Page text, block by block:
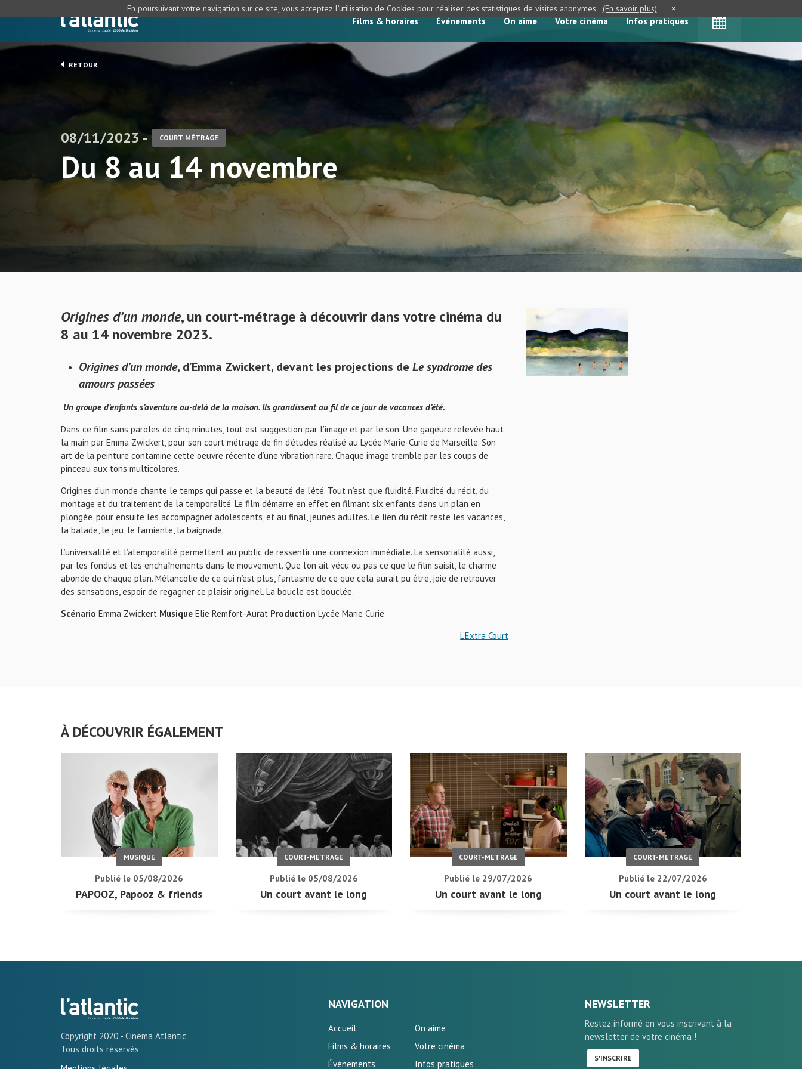
Films & horaires Événements On aime Votre cinéma Infos pratiques
RETOUR
08/11/2023 - COURT-MÉTRAGE
Du 8 au 14 novembre
Origines d’un monde, un court-métrage à découvrir dans votre cinéma du
8 au 14 novembre 2023.
Origines d’un monde, d’Emma Zwickert, devant les projections de Le syndrome des
amours passées
Un groupe d’enfants s’aventure au-delà de la maison. Ils grandissent au fil de ce jour de vacances d’été.
Dans ce film sans paroles de cinq minutes, tout est suggestion par l’image et par le son. Une gageure relevée haut
la main par Emma Zwickert, pour son court métrage de fin d’études réalisé au Lycée Marie-Curie de Marseille. Son
art de la peinture contamine cette oeuvre récente d’une vibration rare. Chaque image tremble par les coups de
pinceau aux tons multicolores.
Origines d’un monde chante le temps qui passe et la beauté de l’été. Tout n’est que fluidité. Fluidité du récit, du
montage et du traitement de la temporalité. Le film démarre en effet en filmant six enfants dans un plan en
plongée, pour ensuite les accompagner adolescents, et au final, jeunes adultes. Le lien du récit reste les vacances,
la balade, le jeu, le farniente, la baignade.
L’universalité et l’atemporalité permettent au public de ressentir une connexion immédiate. La sensorialité aussi,
par les fondus et les enchaînements dans le mouvement. Que l’on ait vécu ou pas ce que le film saisit, le charme
abonde de chaque plan. Mélancolie de ce qui n’est plus, fantasme de ce que cela aurait pu être, joie de retrouver
des sensations, espoir de regagner ce plaisir originel. La boucle est bouclée.
Scénario Emma Zwickert Musique Elie Remfort-Aurat Production Lycée Marie Curie
L’Extra Court
À DÉCOUVRIR ÉGALEMENT
MUSIQUE
Publié le 05/08/2026
PAPOOZ, Papooz & friends
COURT-MÉTRAGE
Publié le 05/08/2026
Un court avant le long
COURT-MÉTRAGE
Publié le 29/07/2026
Un court avant le long
COURT-MÉTRAGE
Publié le 22/07/2026
Un court avant le long
Copyright 2020 - Cinema Atlantic
Tous droits réservés
NAVIGATION
Accueil
Films & horaires
Événements
On aime
Votre cinéma
Infos pratiques
NEWSLETTER
Restez informé en vous inscrivant à la
newsletter de votre cinéma !
S'INSCRIRE
En poursuivant votre navigation sur ce site, vous acceptez l’utilisation de Cookies pour réaliser des statistiques de visites anonymes. (En savoir plus) ×